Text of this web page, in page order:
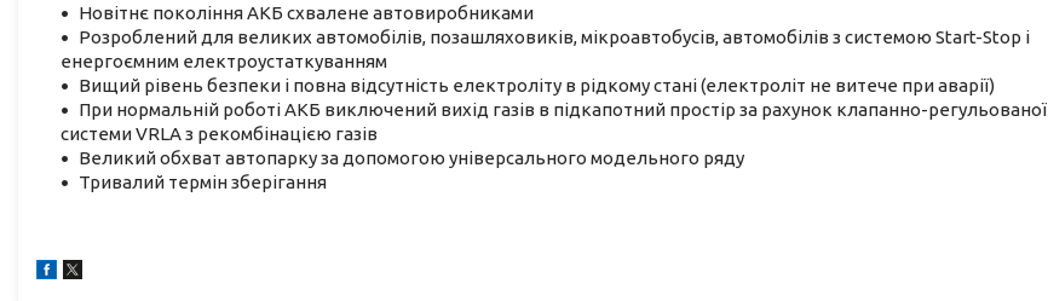
Новітнє покоління АКБ схвалене автовиробниками
Розроблений для великих автомобілів, позашляховиків, мікроавтобусів, автомобілів з системою Start-Stop і
енергоємним електроустаткуванням
Вищий рівень безпеки і повна відсутність електроліту в рідкому стані (електроліт не витече при аварії)
При нормальній роботі АКБ виключений вихід газів в підкапотний простір за рахунок клапанно-регульованої
системи VRLA з рекомбінацією газів
Великий обхват автопарку за допомогою універсального модельного ряду
Тривалий термін зберігання